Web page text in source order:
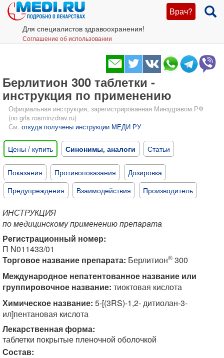
Врач?
Для специалистов здравоохранения!
Соглашение об использовании
Берлитион 300 таблетки -
инструкция по применению
Официальная инструкция, зарегистрированная Минздравом РФ
(по grls.rosminzdrav.ru)
См. откуда получены инструкции МЕДИ РУ
Цены / купить Синонимы, аналоги Статьи
Показания Противопоказания
Дозировка
Предупреждения
Взаимодействия Производитель
ИНСТРУКЦИЯ
по медицинскому применению препарата
Регистрационный номер:
П N011433/01
Торговое название препарата: Берлитион® 300
Международное непатентованное название или
группировочное название: тиоктовая кислота
Химическое название: 5-[(3RS)-1,2- дитиолан-3-
ил]пентановая кислота
Лекарственная форма:
таблетки покрытые пленочной оболочкой
Состав: